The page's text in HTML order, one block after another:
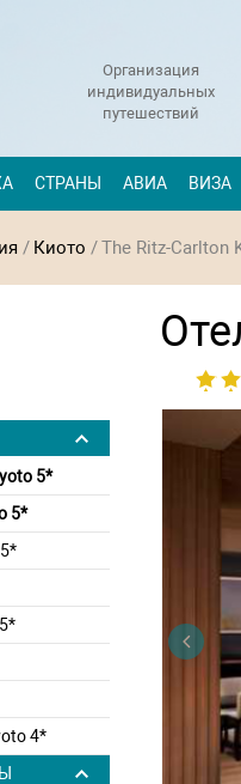
Организация
индивидуальных
путешествий
СТРАНЫ АВИА ВИЗА
/ Киото /The Ritz-Carlton
5*
5*
4*